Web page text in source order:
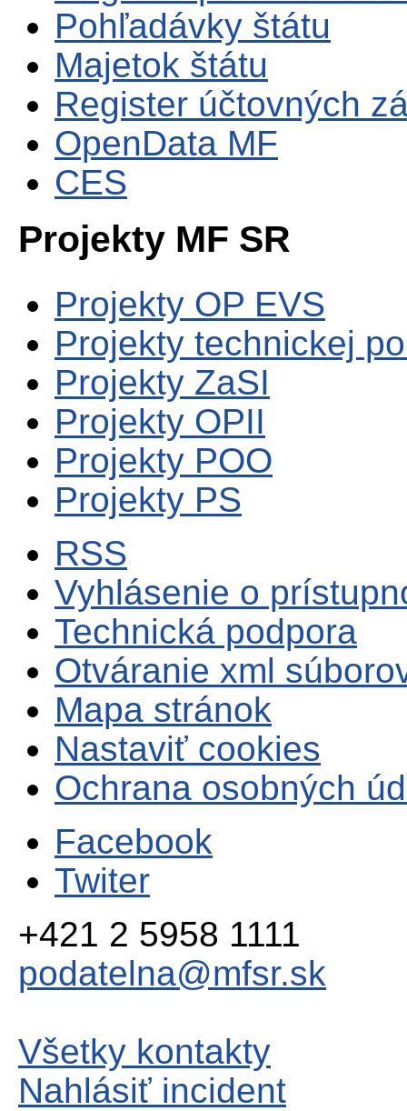
Pohľadávky štátu
Majetok štátu
Register účtovných
OpenData MF
CES
Projekty MF SR
Projekty OP EVS
Projekty technickej
Projekty ZaSI
Projekty OPII
Projekty POO
Projekty PS
RSS
Vyhlásenie o
Technická podpora
Otváranie xml
Mapa stránok
Nastaviť cookies
Ochrana osobných
Facebook
Twiter
+421 2 5958 1111
podatelna@mfsr.sk
Všetky kontakty
Nahlásiť incident